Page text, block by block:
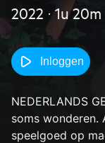
2022 ‧ 1u 20m
Inloggen
NEDERLANDS
soms wonderen.
speelgoed op